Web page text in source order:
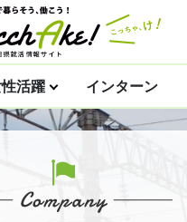
活躍 インターン